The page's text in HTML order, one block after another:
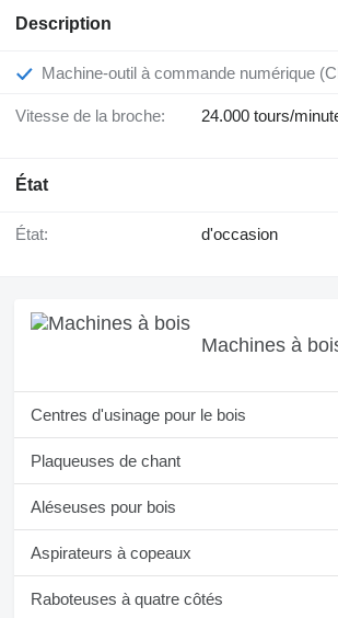
Description
Machine-outil à commande numérique
Vitesse de la broche: 24.000 tours/
État
État: d'occasion
Machines à
Centres d'usinage pour le bois
Plaqueuses de chant
Aléseuses pour bois
Aspirateurs à copeaux
Raboteuses à quatre côtés